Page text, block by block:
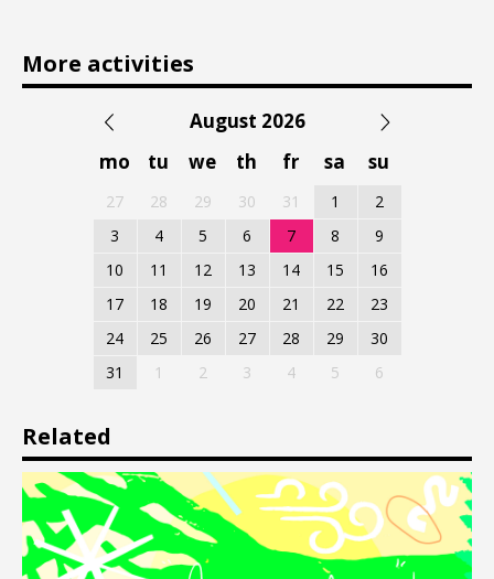
More activities
August 2026
mo
tu we th fr sa su
27 28 29 30 31 1
2
3
4 5 6 7 8
9
10
11 12 13 14 15
16
17
18 19 20 21 22
23
24
25 26 27 28 29
30
31
1 2 3 4 5 6
Related